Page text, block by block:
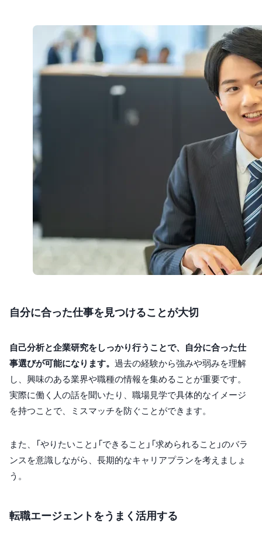
自分に合った仕事を見つけることが大切
自己分析と企業研究をしっかり行うことで、自分に合った仕
事選びが可能になります。 過去の経験から強みや弱みを理解
し、興味のある業界や職種の情報を集めることが重要です。
実際に働く人の話を聞いたり、職場見学で具体的なイメージ
を持つことで、ミスマッチを防ぐことができます。
また、「やりたいこと」「できること」「求められること」のバラ
ンスを意識しながら、長期的なキャリアプランを考えましょ
う。
転職エージェントをうまく活用する